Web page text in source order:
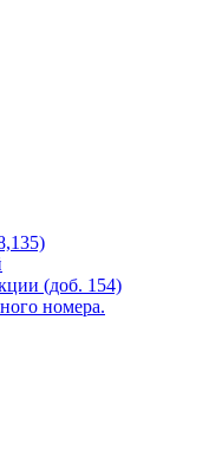
(доб. 154)
номера.